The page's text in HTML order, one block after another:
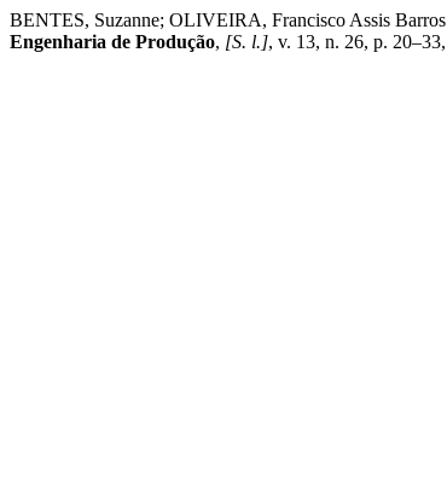
BENTES, Suzanne; OLIVEIRA, Francisco Assis
Engenharia de Produção, [S. l.], v. 13, n. 26, p.